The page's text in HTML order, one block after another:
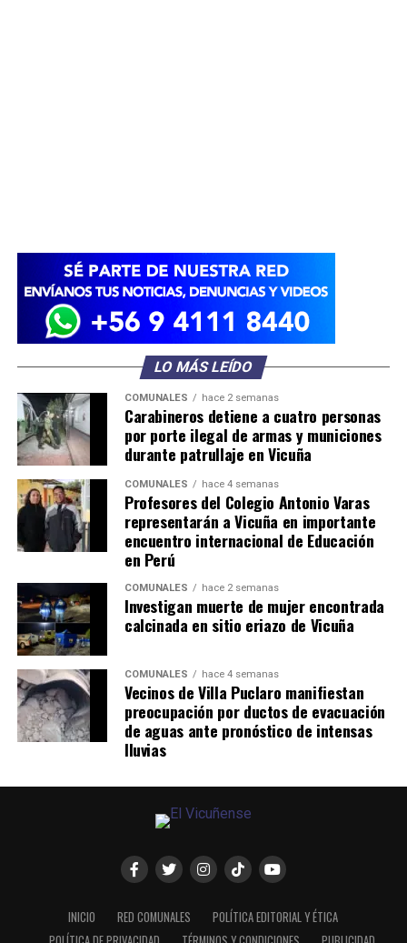
LO MÁS LEÍDO
COMUNALES hace 2 semanas
Carabineros detiene a cuatro personas
por porte ilegal de armas y municiones
durante patrullaje en Vicuña
COMUNALES hace 4 semanas
Profesores del Colegio Antonio Varas
representarán a Vicuña en importante
encuentro internacional de Educación
en Perú
COMUNALES hace 2 semanas
Investigan muerte de mujer encontrada
calcinada en sitio eriazo de Vicuña
COMUNALES hace 4 semanas
Vecinos de Villa Puclaro manifiestan
preocupación por ductos de evacuación
de aguas ante pronóstico de intensas
lluvias
INICIO RED COMUNALES
POLÍTICA EDITORIAL Y ÉTICA